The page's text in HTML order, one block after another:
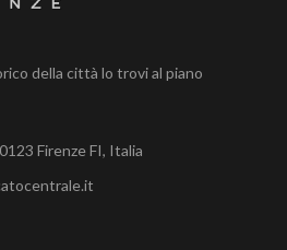
della città lo trovi al piano
Firenze FI, Italia